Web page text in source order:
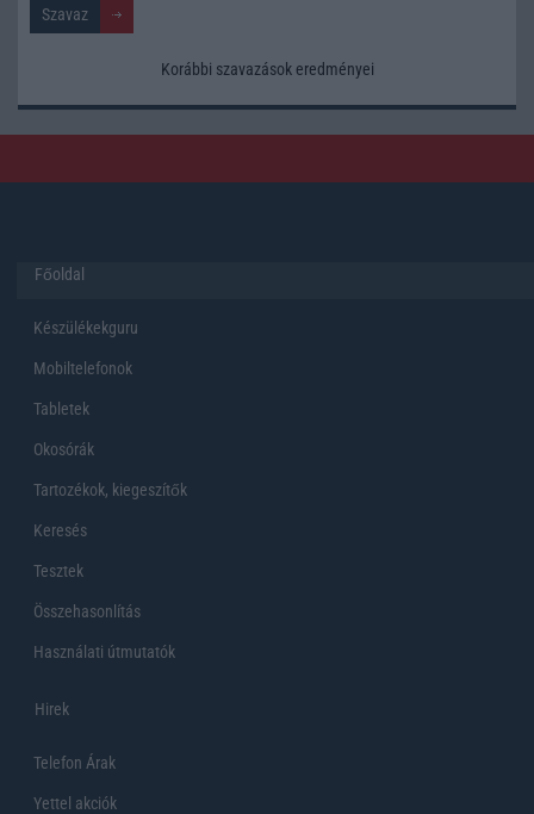
Korábbi szavazások eredményei
Főoldal
Készülékekguru
Mobiltelefonok
Tabletek
Okosórák
Tartozékok, kiegeszítők
Keresés
Tesztek
Összehasonlítás
Használati útmutatók
Hirek
Telefon Árak
Yettel akciók